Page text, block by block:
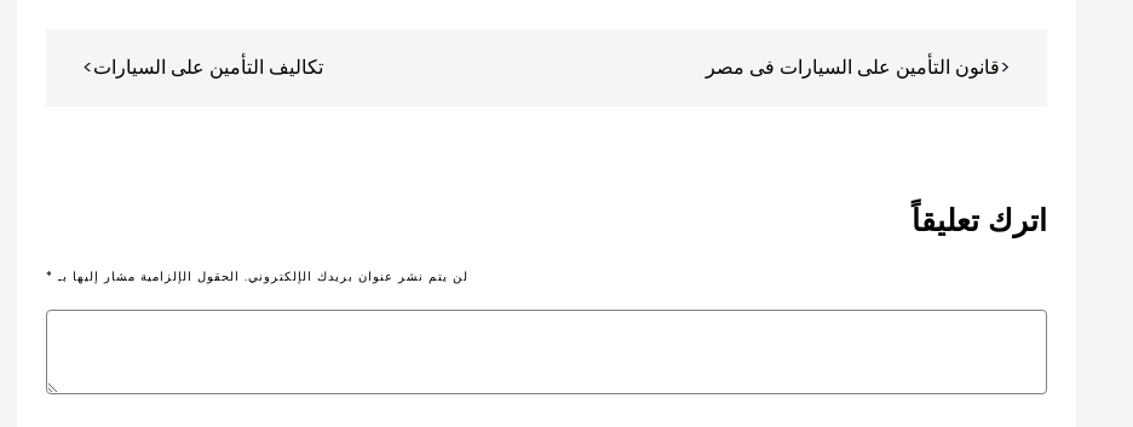
المقالاتقانون التأمين على السيارات فى مصر تكاليف التأمين على السيارات
اترك تعليقاً
لن يتم نشر عنوان بريدك الإلكتروني. الحقول الإلزامية مشار إليها بـ *